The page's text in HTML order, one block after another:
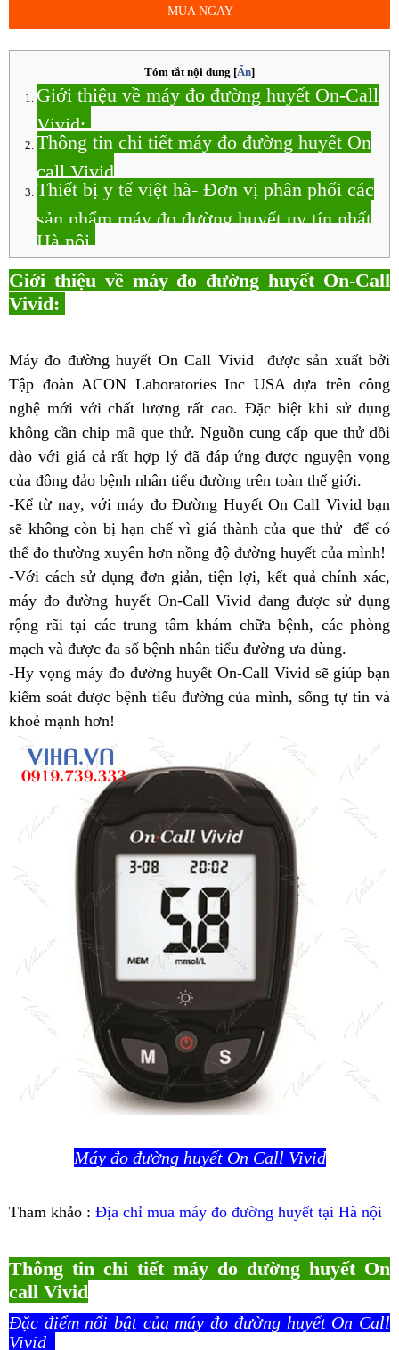
MUA NGAY
Tóm tắt nội dung [Ẩn]
Giới thiệu về máy đo đường huyết On-Call
Vivid:
Thông tin chi tiết máy đo đường huyết On
call Vivid
Thiết bị y tế việt hà- Đơn vị phân phối các
sản phẩm máy đo đường huyết uy tín nhất
Hà nội.
Giới thiệu về máy đo đường huyết On-Call
Vivid:
Máy đo đường huyết On Call Vivid được sản xuất bởi
Tập đoàn ACON Laboratories Inc USA dựa trên công
nghệ mới với chất lượng rất cao. Đặc biệt khi sử dụng
không cần chip mã que thử. Nguồn cung cấp que thử dồi
dào với giá cả rất hợp lý đã đáp ứng được nguyện vọng
của đông đảo bệnh nhân tiểu đường trên toàn thế giới.
-Kể từ nay, với máy đo Đường Huyết On Call Vivid bạn
sẽ không còn bị hạn chế vì giá thành của que thử để có
thể đo thường xuyên hơn nồng độ đường huyết của mình!
-Với cách sử dụng đơn giản, tiện lợi, kết quả chính xác,
máy đo đường huyết On-Call Vivid đang được sử dụng
rộng rãi tại các trung tâm khám chữa bệnh, các phòng
mạch và được đa số bệnh nhân tiểu đường ưa dùng.
-Hy vọng máy đo đường huyết On-Call Vivid sẽ giúp bạn
kiểm soát được bệnh tiểu đường của mình, sống tự tin và
khoẻ mạnh hơn!
Máy đo đường huyết On Call Vivid
Tham khảo : Địa chỉ mua máy đo đường huyết tại Hà nội
Thông tin chi tiết máy đo đường huyết On
call Vivid
Đặc điểm nổi bật của máy đo đường huyết On Call
Vivid